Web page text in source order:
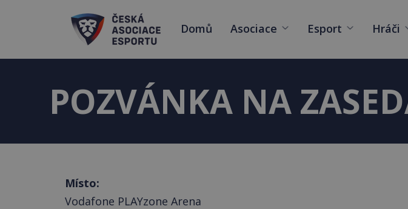
Domů Asociace Esport Hráči
POZVÁNKA NA
Místo:
Vodafone PLAYzone Arena